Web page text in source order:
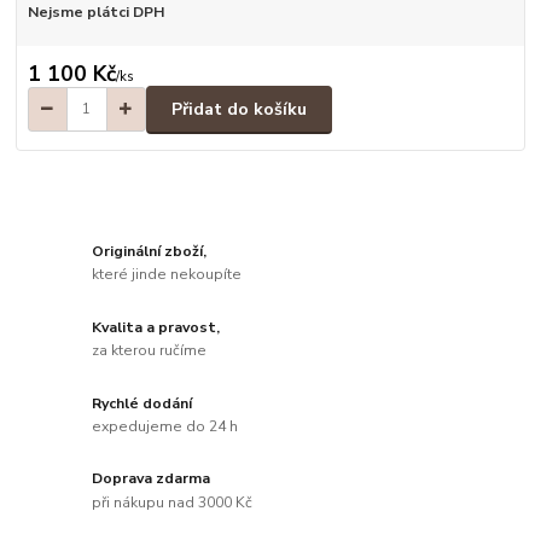
Nejsme plátci DPH
1 100 Kč/ks
Přidat do košíku
Originální zboží,
které jinde nekoupíte
Kvalita a pravost,
za kterou ručíme
Rychlé dodání
expedujeme do 24 h
Doprava zdarma
při nákupu nad 3000 Kč